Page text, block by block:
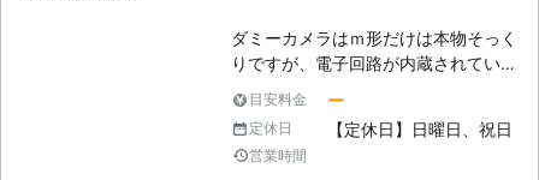
ダミーカメラはｍ形だけは本物そっく
りですが、電子回路が内蔵されていな
いため撮影や記録は出来ないのが特徴
です。しかし、中には作動中のように
見せかけるためにLEDなどを点滅させ
ているものもあります。使用するメリ
目安料金 ー
定休日 【定休日】日曜日、祝日
営業時間